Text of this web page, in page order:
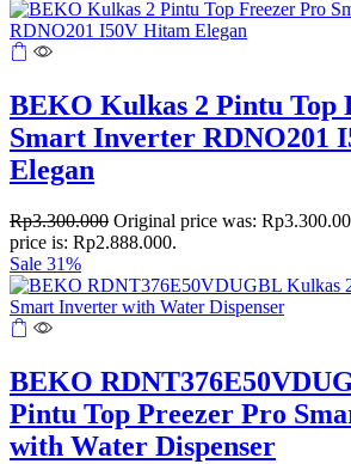
BEKO Kulkas 2 Pintu Top
Smart Inverter RDNO201
Elegan
Rp3.300.000 Original price was:
price is: Rp2.888.000.
Sale 31%
BEKO
Pintu Top Preezer Pro
with Water Dispenser